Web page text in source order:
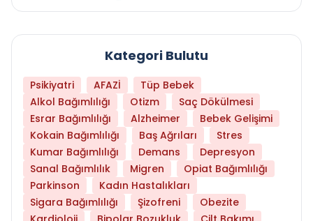
Kategori Bulutu
Psikiyatri AFAZİ
Tüp Bebek
Alkol Bağımlılığı
Otizm
Saç Dökülmesi
Esrar Bağımlılığı
Alzheimer
Bebek Gelişimi
Kokain Bağımlılığı
Baş Ağrıları
Stres
Kumar Bağımlılığı
Demans
Depresyon
Sanal Bağımlılık
Migren
Opiat Bağımlılığı
Parkinson
Kadın Hastalıkları
Sigara Bağımlılığı
Şizofreni
Obezite